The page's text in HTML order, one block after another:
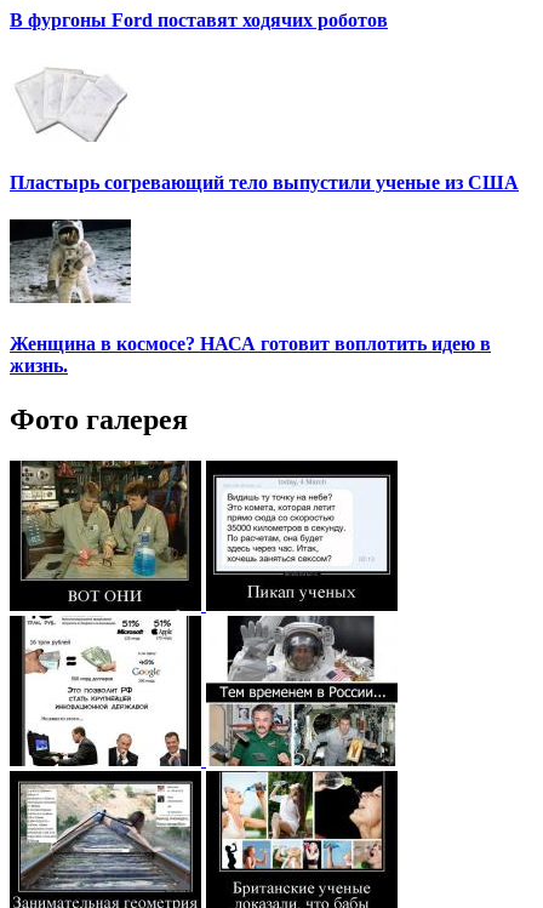
В фургоны Ford поставят ходячих роботов
Пластырь согревающий тело выпустили ученые из США
Женщина в космосе? НАСА готовит воплотить идею в
жизнь.
Фото галерея